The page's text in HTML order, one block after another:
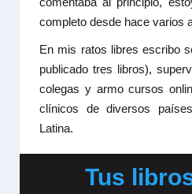
completo desde hace varios
En mis ratos libres escribo
publicado tres libros),
colegas y armo cursos
clínicos de diversos
Latina.
Tus